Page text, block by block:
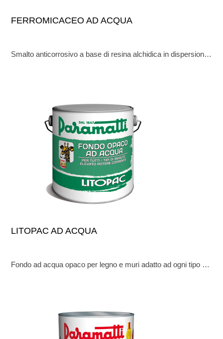
FERROMICACEO AD ACQUA
Smalto anticorrosivo a base di resina alchidica in dispersione acquosa e di ossido di ferromicaceo.
LITOPAC AD ACQUA
Fondo ad acqua opaco per legno e muri adatto ad ogni tipo di smalto all’acqua, con un elevato potere coprente e